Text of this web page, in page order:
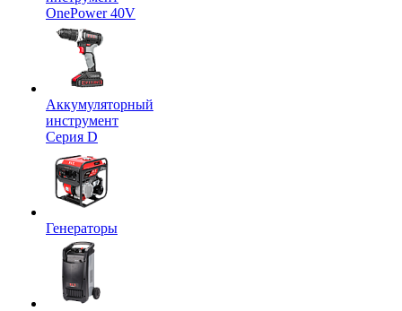
OnePower 40V
Аккумуляторный
инструмент
Серия D
Генераторы